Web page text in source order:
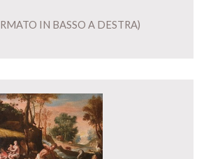
IN BASSO A DESTRA)